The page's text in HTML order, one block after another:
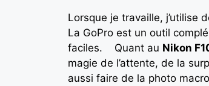
Lorsque je travaille, j’utilise
La GoPro est un outil
faciles. Quant au Nikon
magie de l’attente, de la
aussi faire de la photo